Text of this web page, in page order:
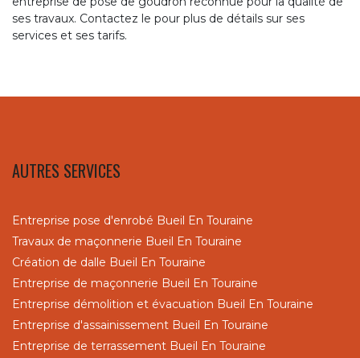
ses travaux. Contactez le pour plus de détails sur ses
services et ses tarifs.
AUTRES SERVICES
Entreprise pose d'enrobé Bueil En Touraine
Travaux de maçonnerie Bueil En Touraine
Création de dalle Bueil En Touraine
Entreprise de maçonnerie Bueil En Touraine
Entreprise démolition et évacuation Bueil En Touraine
Entreprise d'assainissement Bueil En Touraine
Entreprise de terrassement Bueil En Touraine